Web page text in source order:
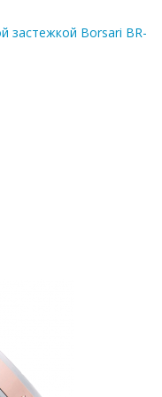
застежкой Borsari BR-